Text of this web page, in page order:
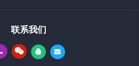
联系我们